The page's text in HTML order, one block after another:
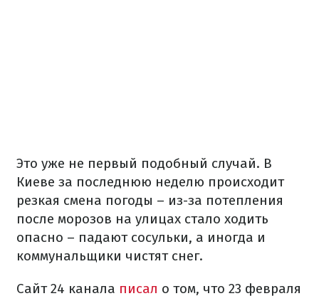
Это уже не первый подобный случай. В
Киеве за последнюю неделю происходит
резкая смена погоды – из-за потепления
после морозов на улицах стало ходить
опасно – падают сосульки, а иногда и
коммунальщики чистят снег.
Сайт 24 канала писал о том, что 23 февраля